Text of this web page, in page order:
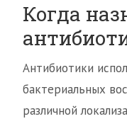
Когда
Антибиотики
бактериальных
различной